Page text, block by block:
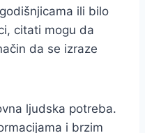
ili bilo
citati mogu da
da se izraze
ljudska potreba.
i brzim